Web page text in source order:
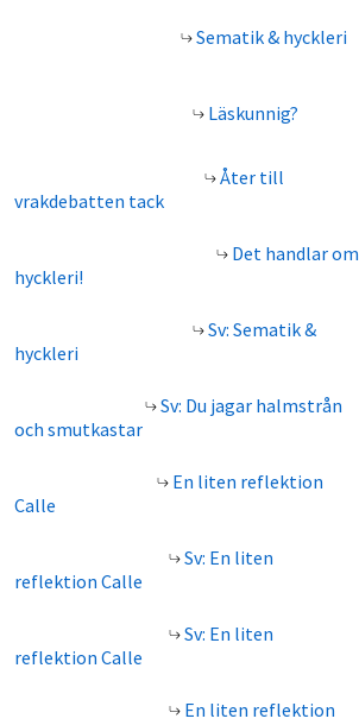
Sematik & hyckleri
Läskunnig?
Åter till
vrakdebatten tack
Det handlar om
hyckleri!
Sv: Sematik &
hyckleri
Sv: Du jagar halmstrån
och smutkastar
En liten reflektion
Calle
Sv: En liten
reflektion Calle
Sv: En liten
reflektion Calle
En liten reflektion